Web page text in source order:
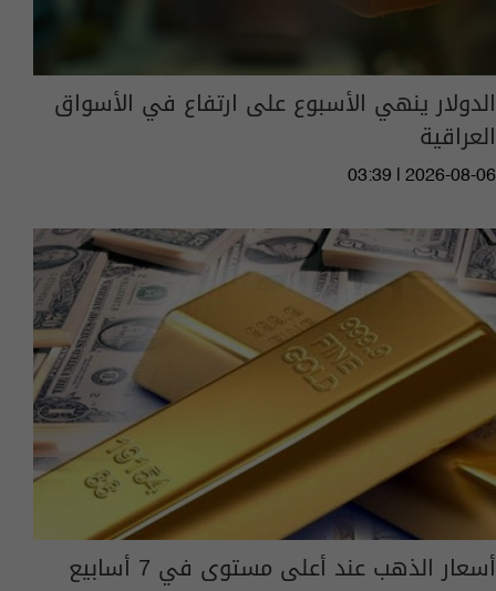
الدولار ينهي الأسبوع على ارتفاع في الأسواق
العراقية
03:39 | 2026-08-06
أسعار الذهب عند أعلى مستوى في 7 أسابيع